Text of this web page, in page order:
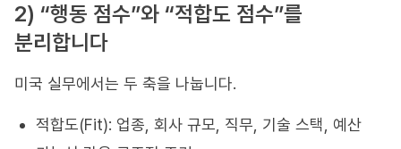
2) “행동 점수”와 “적합도 점수”를
분리합니다
미국 실무에서는 두 축을 나눕니다.
적합도(Fit): 업종, 회사 규모, 직무, 기술 스택, 예산